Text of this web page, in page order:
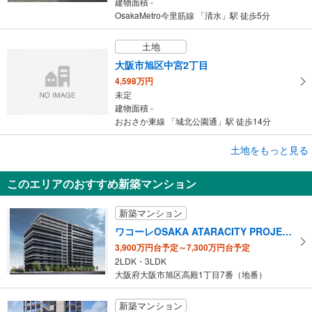
OsakaMetro今里筋線 「清水」駅 徒歩5分
土地
大阪市旭区中宮2丁目
4,598万円
未定
建物面積 -
おおさか東線 「城北公園通」駅 徒歩14分
大阪市旭区中宮2丁目
未定
建物面積 -
おおさか東線 「城北公園通」駅 徒歩14分
土地をもっと見る
このエリアのおすすめ新築マンション
新築マンション
ワコーレOSAKA ATARACITY PROJECT（ワコーレシティ城北公園通）
3,900万円台予定～7,300万円台予定
2LDK・3LDK
大阪府大阪市旭区高殿1丁目7番（地番）
新築マンション